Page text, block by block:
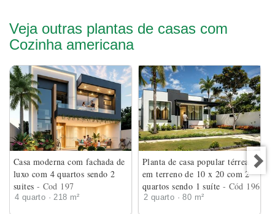
Veja outras plantas de casas com
Cozinha americana
Casa moderna com fachada de
luxo com 4 quartos sendo 2
suites - Cod 197
4 quarto · 218 m²
Planta de casa popular térrea
em terreno de 10 x 20 com 2
quartos sendo 1 suíte - Cód 196
2 quarto · 80 m²